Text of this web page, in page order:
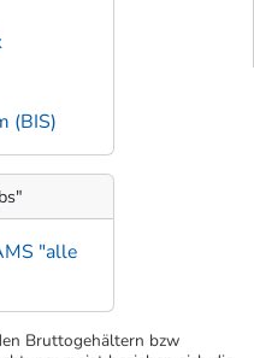
(BIS)
"alle
Bruttogehältern bzw